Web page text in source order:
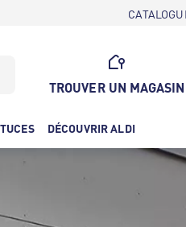
TROUVER UN MAGASIN
DÉCOUVRIR ALDI